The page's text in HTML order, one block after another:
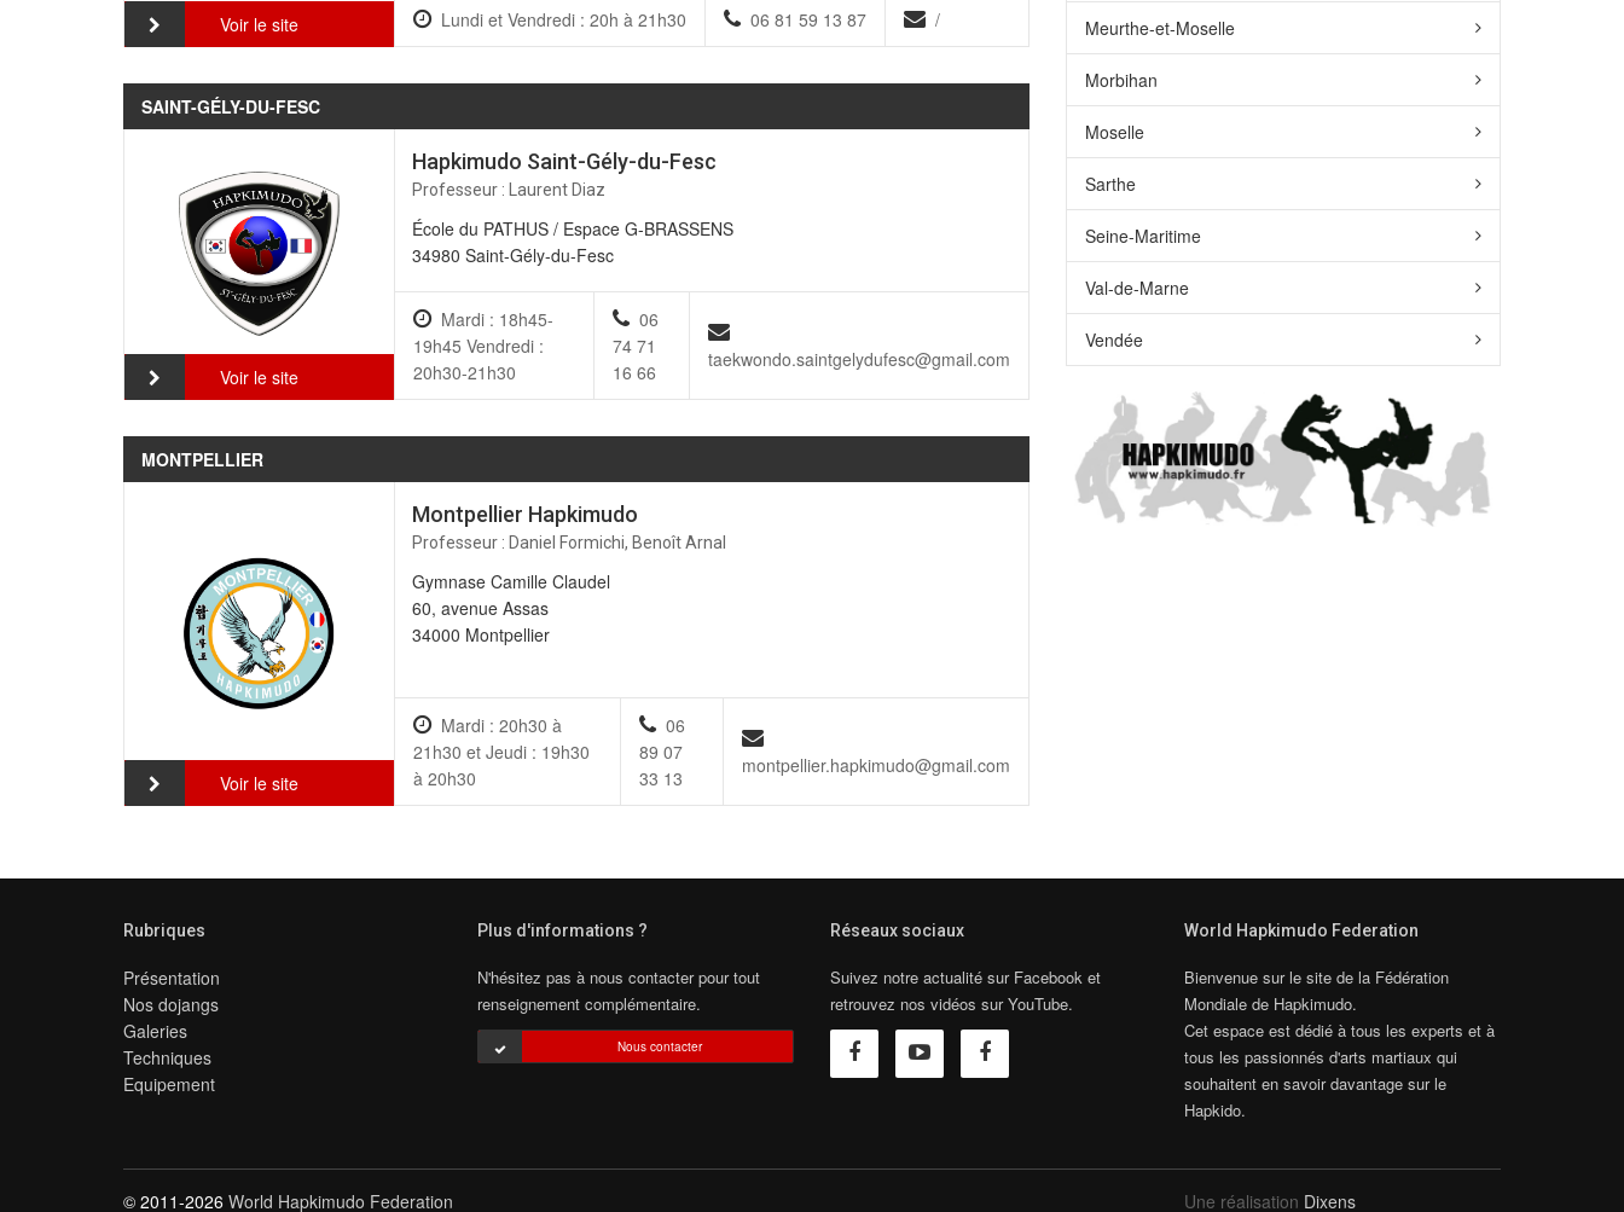
Voir le site Lundi et Vendredi : 20h à 21h30 06 81 59 13 87 /
SAINT-GÉLY-DU-FESC
Voir le site
Hapkimudo Saint-Gély-du-Fesc
Professeur : Laurent Diaz
École du PATHUS / Espace G-BRASSENS
34980 Saint-Gély-du-Fesc
Mardi : 18h45-
19h45 Vendredi :
20h30-21h30
06
74 71
16 66
taekwondo.saintgelydufesc@gmail.com
MONTPELLIER
Voir le site
Montpellier Hapkimudo
Professeur : Daniel Formichi, Benoît Arnal
Gymnase Camille Claudel
60, avenue Assas
34000 Montpellier
Mardi : 20h30 à
21h30 et Jeudi : 19h30
à 20h30
06
89 07
33 13
montpellier.hapkimudo@gmail.com
Meurthe-et-Moselle
Morbihan
Moselle
Sarthe
Seine-Maritime
Val-de-Marne
Vendée
Rubriques
Présentation
Nos dojangs
Galeries
Techniques
Equipement
Plus d'informations ?
N'hésitez pas à nous contacter pour tout
renseignement complémentaire.
Nous contacter
Réseaux sociaux
Suivez notre actualité sur Facebook et
retrouvez nos vidéos sur YouTube.
World Hapkimudo Federation
Bienvenue sur le site de la Fédération
Mondiale de Hapkimudo.
Cet espace est dédié à tous les experts et à
tous les passionnés d'arts martiaux qui
souhaitent en savoir davantage sur le
Hapkido.
© 2011-2026 World Hapkimudo Federation Une réalisation Dixens